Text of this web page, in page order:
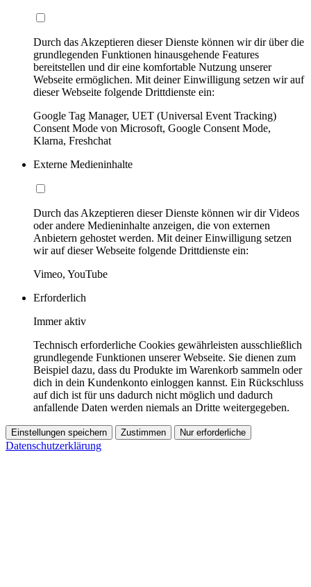
Durch das Akzeptieren dieser Dienste können wir dir über die
grundlegenden Funktionen hinausgehende Features
bereitstellen und dir eine komfortable Nutzung unserer
Webseite ermöglichen. Mit deiner Einwilligung setzen wir auf
dieser Webseite folgende Drittdienste ein:
Google Tag Manager, UET (Universal Event Tracking)
Consent Mode von Microsoft, Google Consent Mode,
Klarna, Freshchat
Externe Medieninhalte
Durch das Akzeptieren dieser Dienste können wir dir Videos
oder andere Medieninhalte anzeigen, die von externen
Anbietern gehostet werden. Mit deiner Einwilligung setzen
wir auf dieser Webseite folgende Drittdienste ein:
Vimeo, YouTube
Erforderlich
Immer aktiv
Technisch erforderliche Cookies gewährleisten ausschließlich
grundlegende Funktionen unserer Webseite. Sie dienen zum
Beispiel dazu, dass du Produkte im Warenkorb sammeln oder
dich in dein Kundenkonto einloggen kannst. Ein Rückschluss
auf dich ist für uns dadurch nicht möglich und dadurch
anfallende Daten werden niemals an Dritte weitergegeben.
Einstellungen speichern Zustimmen Nur erforderliche
Datenschutzerklärung